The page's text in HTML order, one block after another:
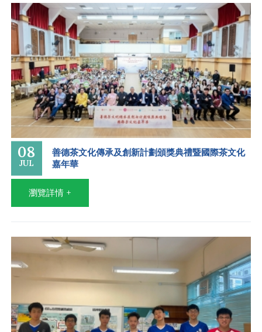
08
JUL
善德茶文化傳承及創新計劃頒獎典禮暨國際茶文化
嘉年華
瀏覽詳情 +